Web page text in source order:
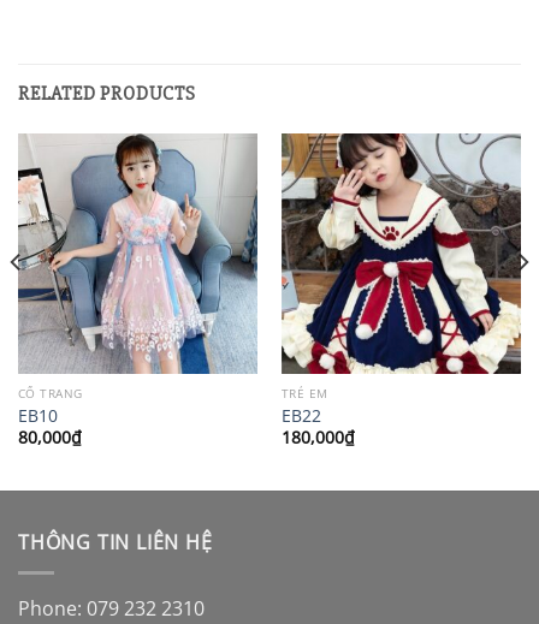
RELATED PRODUCTS
CỔ TRANG
EB10
80,000₫
TRẺ EM
EB22
180,000₫
THÔNG TIN LIÊN HỆ
Phone: 079 232 2310